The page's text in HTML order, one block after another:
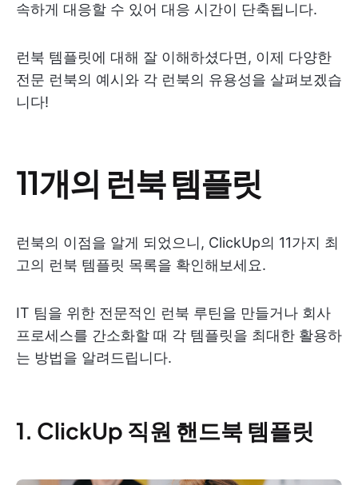
속하게 대응할 수 있어 대응 시간이 단축됩니다.
런북 템플릿에 대해 잘 이해하셨다면, 이제 다양한
전문 런북의 예시와 각 런북의 유용성을 살펴보겠습
니다!
11개의 런북 템플릿
런북의 이점을 알게 되었으니, ClickUp의 11가지 최
고의 런북 템플릿 목록을 확인해보세요.
IT 팀을 위한 전문적인 런북 루틴을 만들거나 회사
프로세스를 간소화할 때 각 템플릿을 최대한 활용하
는 방법을 알려드립니다.
1. ClickUp 직원 핸드북 템플릿